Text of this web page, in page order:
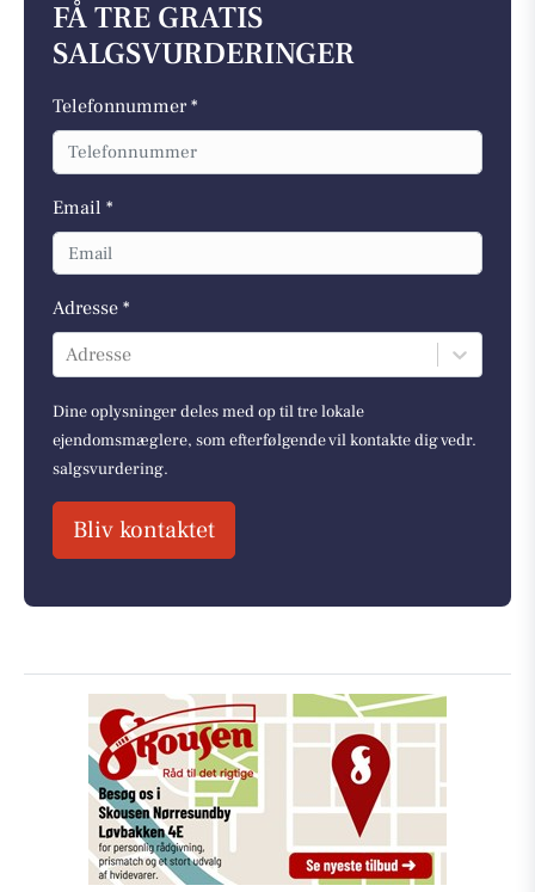
FÅ TRE GRATIS
SALGSVURDERINGER
Telefonnummer *
Email *
Adresse *
Adresse
Dine oplysninger deles med op til tre lokale
ejendomsmæglere, som efterfølgende vil kontakte dig vedr.
salgsvurdering.
Bliv kontaktet